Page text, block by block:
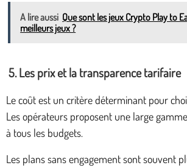
A lire aussi Que sont les jeux Crypto Play to
meilleurs jeux ?
5. Les prix et la transparence tarifaire
Le coût est un critère déterminant pour
Les opérateurs proposent une large
à tous les budgets.
Les plans sans engagement sont souvent